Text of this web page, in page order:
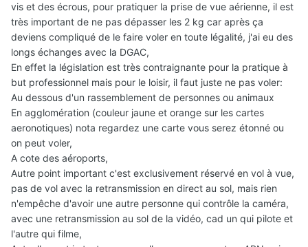
vis et des écrous, pour pratiquer la prise de vue aérienne, il est
très important de ne pas dépasser les 2 kg car après ça
deviens compliqué de le faire voler en toute légalité, j'ai eu des
longs échanges avec la DGAC,
En effet la législation est très contraignante pour la pratique à
but professionnel mais pour le loisir, il faut juste ne pas voler:
Au dessous d'un rassemblement de personnes ou animaux
En agglomération (couleur jaune et orange sur les cartes
aeronotiques) nota regardez une carte vous serez étonné ou
on peut voler,
A cote des aéroports,
Autre point important c'est exclusivement réservé en vol à vue,
pas de vol avec la retransmission en direct au sol, mais rien
n'empêche d'avoir une autre personne qui contrôle la caméra,
avec une retransmission au sol de la vidéo, cad un qui pilote et
l'autre qui filme,